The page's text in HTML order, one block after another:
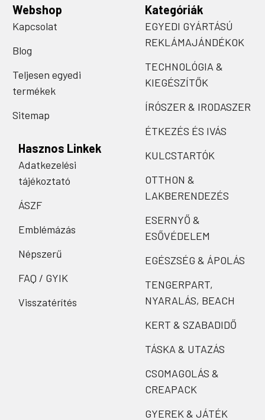
Webshop
Kapcsolat
Blog
Teljesen egyedi
termékek
Sitemap
Hasznos Linkek
Adatkezelési
tájékoztató
ÁSZF
Emblémázás
Népszerű
FAQ / GYIK
Visszatérítés
Kategóriák
EGYEDI GYÁRTÁSÚ
REKLÁMAJÁNDÉKOK
TECHNOLÓGIA &
KIEGÉSZÍTŐK
ÍRÓSZER & IRODASZER
ÉTKEZÉS ÉS IVÁS
KULCSTARTÓK
OTTHON &
LAKBERENDEZÉS
ESERNYŐ &
ESŐVÉDELEM
EGÉSZSÉG & ÁPOLÁS
TENGERPART,
NYARALÁS, BEACH
KERT & SZABADIDŐ
TÁSKA & UTAZÁS
CSOMAGOLÁS &
CREAPACK
GYEREK & JÁTÉK